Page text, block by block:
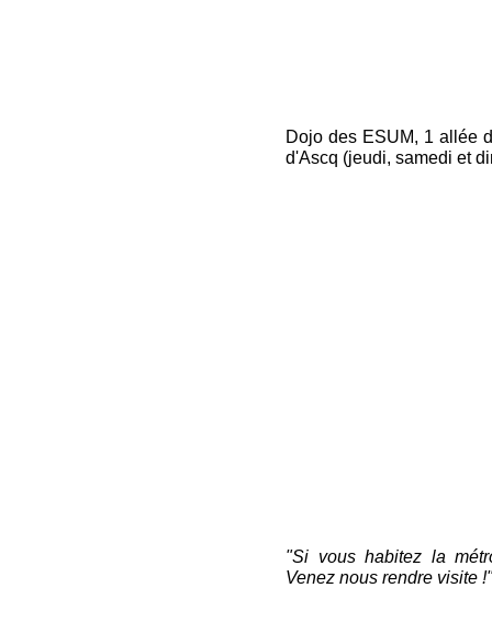
Dojo des ESUM, 1 allée
d'Ascq (jeudi, samedi et
"Si vous habitez la
Venez nous rendre visite !"